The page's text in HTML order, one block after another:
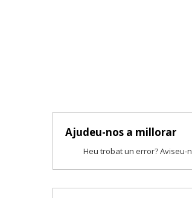
Ajudeu-nos a millorar
Heu trobat un error? Aviseu-